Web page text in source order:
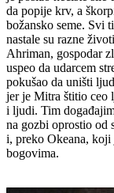
da popije krv, a
božansko seme. Svi
nastale su razne
Ahriman, gospodar
uspeo da udarcem
pokušao da uništi
jer je Mitra štitio ceo
i ljudi. Tim
na gozbi oprostio od
i, preko Okeana, koji
bogovima.